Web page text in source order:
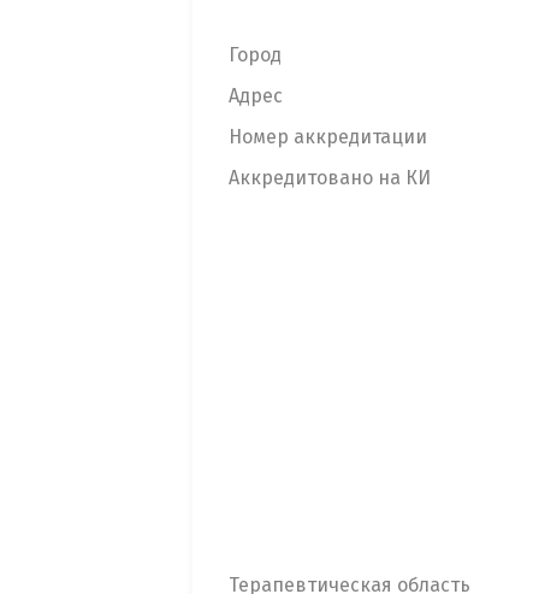
Город
Адрес
Номер аккредитации
Аккредитовано на КИ
Терапевтическая область